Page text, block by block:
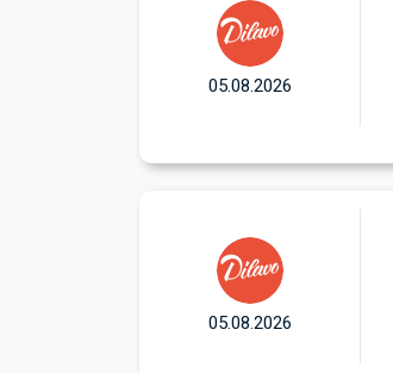
05.08.2026
05.08.2026